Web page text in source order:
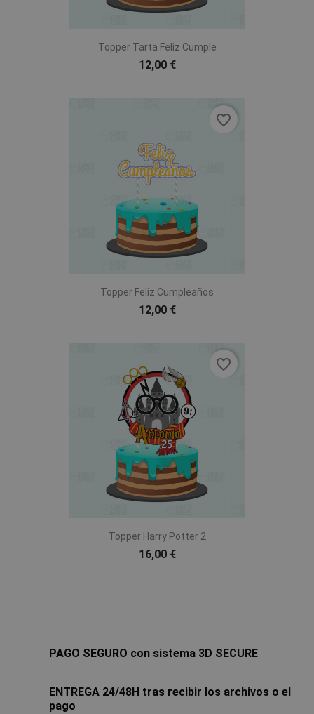
Topper Tarta Feliz Cumple
12,00 €
Topper Feliz Cumpleaños
12,00 €
favorite_border
Topper Harry Potter 2
16,00 €
favorite_border
PAGO SEGURO con sistema 3D SECURE
ENTREGA 24/48H tras recibir los archivos o el
pago